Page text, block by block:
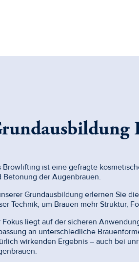
Browlifting ist eine gefragte
Betonung der Augenbrauen.
Grundausbildung erlernen Sie
Technik, um Brauen mehr Struktur,
Fokus liegt auf der sicheren
an unterschiedliche
wirkenden Ergebnis – auch bei